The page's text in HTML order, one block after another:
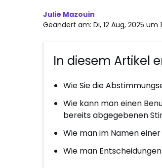
Julie Mazouin
Geändert am: Di, 12 Aug, 2025 um
In diesem Artikel
Wie Sie die
Wie kann man einen
bereits abgegebenen
Wie man im Namen
Wie man